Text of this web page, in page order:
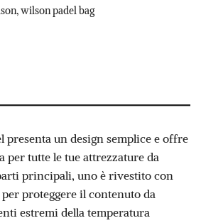
,wilson padel bag
presenta un design semplice e offre
per tutte le tue attrezzature da
principali, uno è rivestito con
proteggere il contenuto da
estremi della temperatura